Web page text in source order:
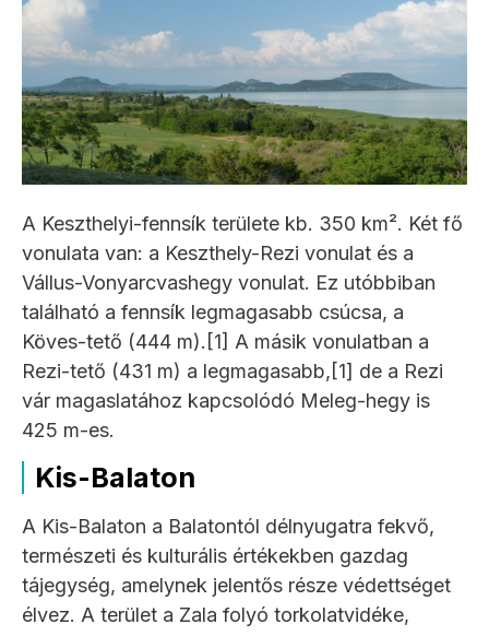
A Keszthelyi-fennsík területe kb. 350 km². Két fő
vonulata van: a Keszthely-Rezi vonulat és a
Vállus-Vonyarcvashegy vonulat. Ez utóbbiban
található a fennsík legmagasabb csúcsa, a
Köves-tető (444 m).[1] A másik vonulatban a
Rezi-tető (431 m) a legmagasabb,[1] de a Rezi
vár magaslatához kapcsolódó Meleg-hegy is
425 m-es.
Kis-Balaton
A Kis-Balaton a Balatontól délnyugatra fekvő,
természeti és kulturális értékekben gazdag
tájegység, amelynek jelentős része védettséget
élvez. A terület a Zala folyó torkolatvidéke,